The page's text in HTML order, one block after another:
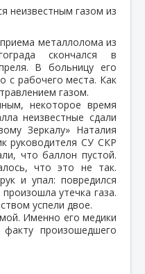
неизвестным газом из
металлолома из
скончался в
В больницу его
с рабочего места. Как
газом.
некоторое время
неизвестные сдали
Зеркалу» Наталия
руководителя СУ СКР
что баллон пустой.
что это не так.
и упал: повредился
утечка газа.
успели двое.
Именно его медики
произошедшего